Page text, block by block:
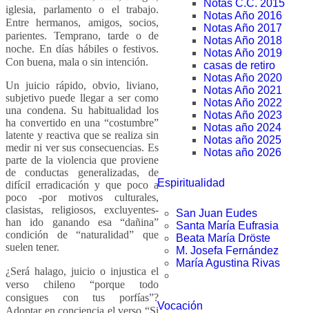
Notas C.C. 2015
Notas Año 2016
Notas Año 2017
Notas Año 2018
Notas Año 2019
casas de retiro
Notas Año 2020
Notas Año 2021
Notas Año 2022
Notas Año 2023
Notas año 2024
Notas año 2025
Notas año 2026
Espiritualidad
San Juan Eudes
Santa María Eufrasia
Beata María Dröste
M. Josefa Fernández
María Agustina Rivas
Vocación
iglesia, parlamento o el trabajo.
Entre hermanos, amigos, socios,
parientes. Temprano, tarde o de
noche. En días hábiles o festivos.
Con buena, mala o sin intención.
Un juicio rápido, obvio, liviano,
subjetivo puede llegar a ser como
una condena. Su habitualidad los
ha convertido en una “costumbre”
latente y reactiva que se realiza sin
medir ni ver sus consecuencias. Es
parte de la violencia que proviene
de conductas generalizadas, de
difícil erradicación y que poco a
poco -por motivos culturales,
clasistas, religiosos, excluyentes-
han ido ganando esa “dañina”
condición de “naturalidad” que
suelen tener.
¿Será halago, juicio o injustica el
verso chileno “porque todo
consigues con tus porfías”?
Adoptar en conciencia el verso “Si